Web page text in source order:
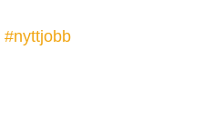
#nyttjobb